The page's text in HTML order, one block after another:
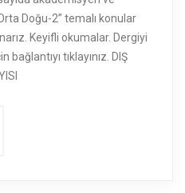
Doğu-2” temalı konular
Keyifli okumalar. Dergiyi
tıklayınız. DIŞ